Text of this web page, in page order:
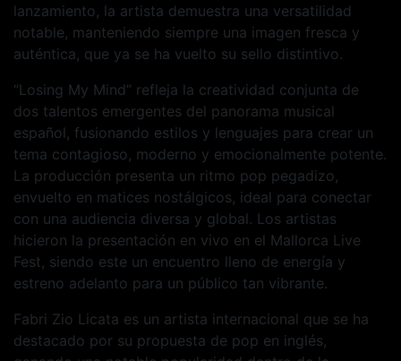
lanzamiento, la artista demuestra una versatilidad
notable, manteniendo siempre una imagen fresca y
auténtica, que ya se ha vuelto su sello distintivo.
“Losing My Mind” refleja la creatividad conjunta de
dos talentos emergentes del panorama musical
español, fusionando estilos y lenguajes para crear un
tema contagioso, moderno y emocionalmente potente.
La producción presenta un ritmo pop pegadizo,
envuelto en matices nostálgicos, ideal para conectar
con una audiencia diversa y global. Los artistas
hicieron la presentación en vivo en el Mallorca Live
Fest, siendo este un encuentro lleno de energía y
estreno adelanto para un público tan vibrante.
Fabri Zio Licata es un artista internacional que se ha
destacado por su propuesta de pop en inglés,